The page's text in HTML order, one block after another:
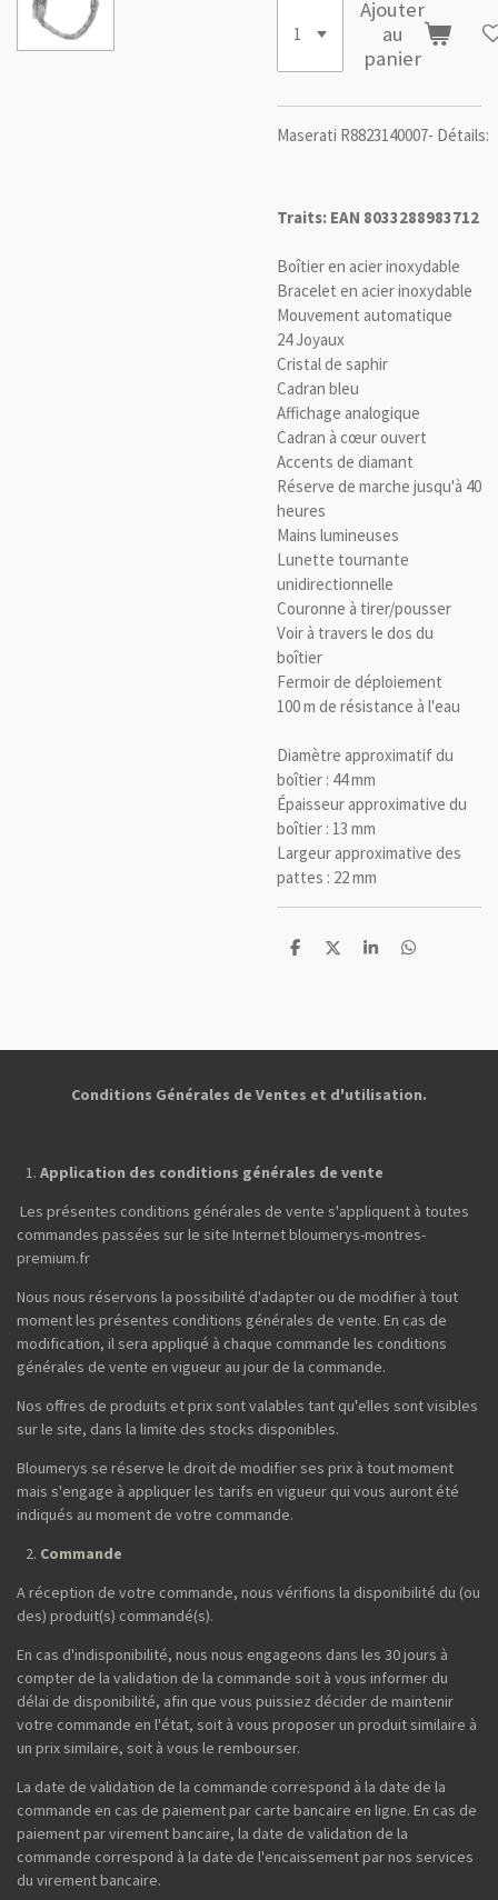
Ajouter
au
panier
Maserati R8823140007- Détails:
Traits: EAN 8033288983712
Boîtier en acier inoxydable
Bracelet en acier inoxydable
Mouvement automatique
24 Joyaux
Cristal de saphir
Cadran bleu
Affichage analogique
Cadran à cœur ouvert
Accents de diamant
Réserve de marche jusqu'à 40
heures
Mains lumineuses
Lunette tournante
unidirectionnelle
Couronne à tirer/pousser
Voir à travers le dos du
boîtier
Fermoir de déploiement
100 m de résistance à l'eau
Diamètre approximatif du
boîtier : 44 mm
Épaisseur approximative du
boîtier : 13 mm
Largeur approximative des
pattes : 22 mm
P
e
P
e
P
e
P
e
Conditions Générales de Ventes et d'utilisation.
Application des conditions générales de vente
Les présentes conditions générales de vente s'appliquent à toutes
commandes passées sur le site Internet bloumerys-montres-
premium.fr
Nous nous réservons la possibilité d'adapter ou de modifier à tout
moment les présentes conditions générales de vente. En cas de
modification, il sera appliqué à chaque commande les conditions
générales de vente en vigueur au jour de la commande.
Nos offres de produits et prix sont valables tant qu'elles sont visibles
sur le site, dans la limite des stocks disponibles.
Bloumerys se réserve le droit de modifier ses prix à tout moment
mais s'engage à appliquer les tarifs en vigueur qui vous auront été
indiqués au moment de votre commande.
Commande
A réception de votre commande, nous vérifions la disponibilité du (ou
des) produit(s) commandé(s).
En cas d'indisponibilité, nous nous engageons dans les 30 jours à
compter de la validation de la commande soit à vous informer du
délai de disponibilité, afin que vous puissiez décider de maintenir
votre commande en l'état, soit à vous proposer un produit similaire à
un prix similaire, soit à vous le rembourser.
La date de validation de la commande correspond à la date de la
commande en cas de paiement par carte bancaire en ligne. En cas de
paiement par virement bancaire, la date de validation de la
commande correspond à la date de l'encaissement par nos services
du virement bancaire.